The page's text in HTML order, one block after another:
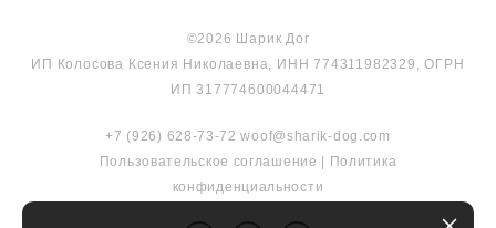
©2026 Шарик Дог
ИП Колосова Ксения Николаевна, ИНН 774311982329, ОГРН
ИП 317774600044471
+7 (926) 628-73-72 woof@sharik-dog.com
Пользовательское соглашение | Политика
конфиденциальности